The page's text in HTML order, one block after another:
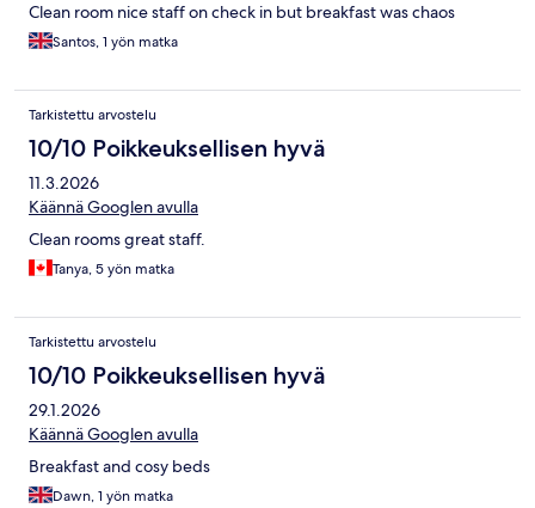
Clean room nice staff on check in but breakfast was chaos
Santos, 1 yön matka
Tarkistettu arvostelu
10/10 Poikkeuksellisen hyvä
11.3.2026
Käännä Googlen avulla
Clean rooms great staff.
Tanya, 5 yön matka
Tarkistettu arvostelu
10/10 Poikkeuksellisen hyvä
29.1.2026
Käännä Googlen avulla
Breakfast and cosy beds
Dawn, 1 yön matka